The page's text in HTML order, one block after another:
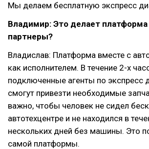
Мы делаем бесплатную экспресс
Владимир: Это делает
партнеры?
Владислав: Платформа вместе с
как исполнителем. В течение 2-х
подключенные агенты по экспресс
смогут привезти необходимые
важно, чтобы человек не сидел
автотехцентре и не находился в
нескольких дней без машины. Это
самой платформы.